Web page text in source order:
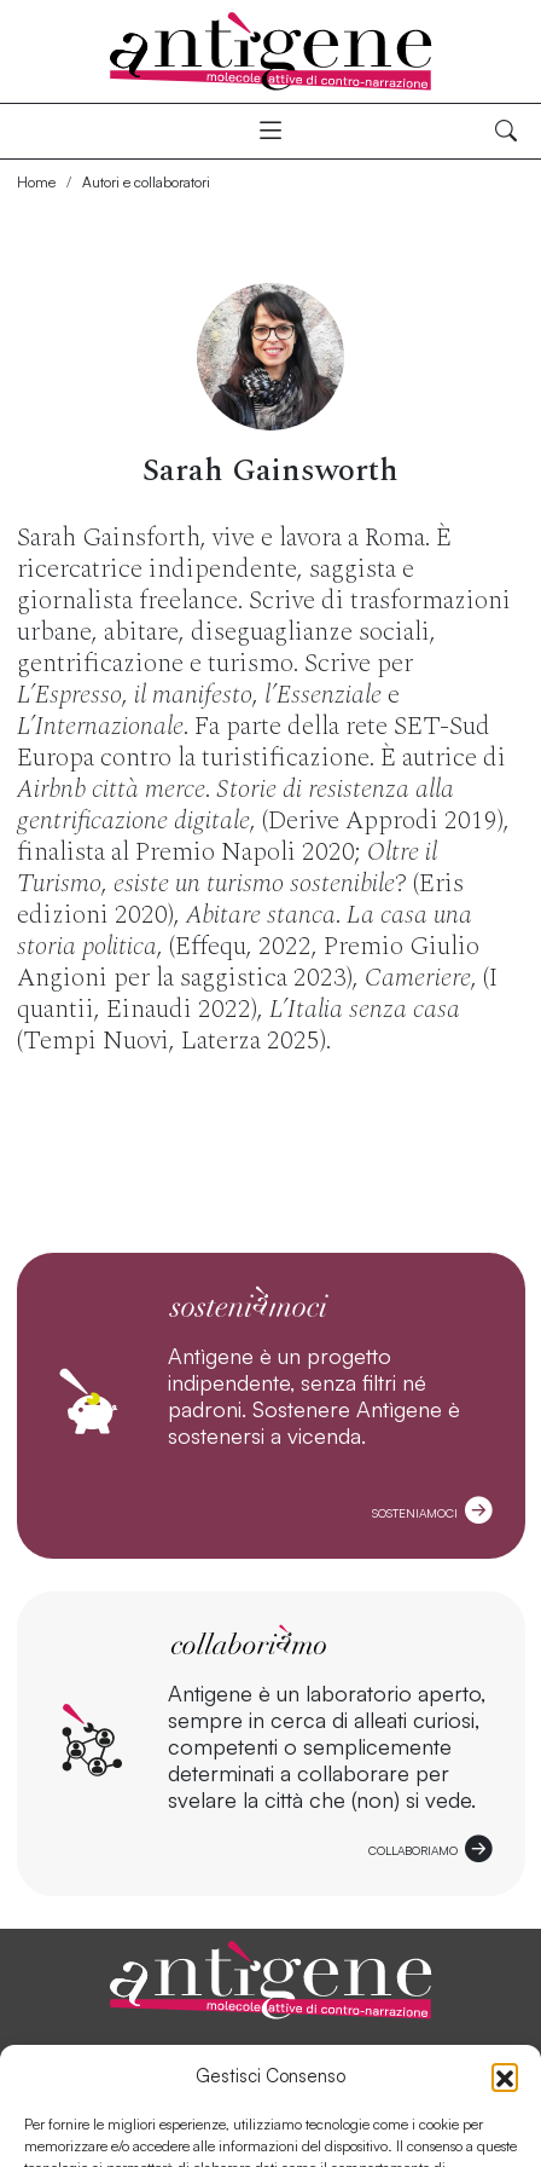
Gestisci Consenso
Per fornire le migliori esperienze, utilizziamo tecnologie come i cookie per
memorizzare e/o accedere alle informazioni del dispositivo. Il consenso a queste
Home Autori e collaboratori
Sarah Gainsworth
Sarah Gainsforth, vive e lavora a Roma. È
ricercatrice indipendente, saggista e
giornalista freelance. Scrive di trasformazioni
urbane, abitare, diseguaglianze sociali,
gentrificazione e turismo. Scrive per
L’Espresso, il manifesto, l’Essenzialee
L’Internazionale. Fa parte della rete SET-Sud
Europa contro la turistificazione. È autrice di
Airbnb città merce.Storie di resistenza alla
gentrificazione digitale, (Derive Approdi 2019),
finalista al Premio Napoli 2020; Oltre il
Turismo, esiste un turismo sostenibile? (Eris
edizioni 2020), Abitare stanca.La casa una
storia politica, (Effequ, 2022, Premio Giulio
Angioni per la saggistica 2023), Cameriere, (I
quantii, Einaudi 2022), L’Italia senza casa
(Tempi Nuovi, Laterza 2025).
Antìgene è un progetto
indipendente, senza filtri né
padroni. Sostenere Antìgene è
sostenersi a vicenda.
SOSTENIAMOCI
Antigene è un laboratorio aperto,
sempre in cerca di alleati curiosi,
competenti o semplicemente
determinati a collaborare per
svelare la città che (non) si vede.
COLLABORIAMO
ANTÌGENE, IN PILLOLE
SOSTIENI ANTÌGENE
COLLABORA CON ANTÌGENE